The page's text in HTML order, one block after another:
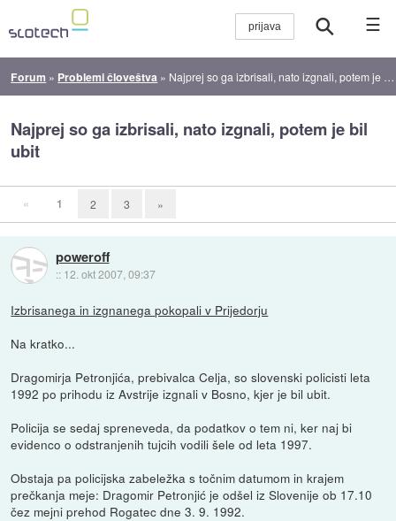
☰
Forum » Problemi človeštva » Najprej so ga izbrisali, nato izgnali, potem je bil ubit
Najprej so ga izbrisali, nato izgnali, potem je bil
ubit
« 1 2 3 »
poweroff
:: 12. okt 2007, 09:37
Izbrisanega in izgnanega pokopali v Prijedorju
Na kratko...
Dragomirja Petronjića, prebivalca Celja, so slovenski policisti leta
1992 po prihodu iz Avstrije izgnali v Bosno, kjer je bil ubit.
Policija se sedaj spreneveda, da podatkov o tem ni, ker naj bi
evidenco o odstranjenih tujcih vodili šele od leta 1997.
Obstaja pa policijska zabeležka s točnim datumom in krajem
prečkanja meje: Dragomir Petronjić je odšel iz Slovenije ob 17.10
čez mejni prehod Rogatec dne 3. 9. 1992.